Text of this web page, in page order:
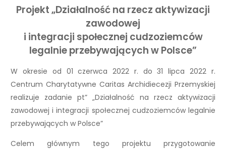
Projekt „Działalność na rzecz aktywizacji
zawodowej
i integracji społecznej cudzoziemców
legalnie przebywających w Polsce”
W okresie od 01 czerwca 2022 r. do 31 lipca 2022 r.
Centrum Charytatywne Caritas Archidiecezji Przemyskiej
realizuje zadanie pt” „Działalność na rzecz aktywizacji
zawodowej i integracji społecznej cudzoziemców legalnie
przebywających w Polsce”
Celem głównym tego projektu przygotowanie